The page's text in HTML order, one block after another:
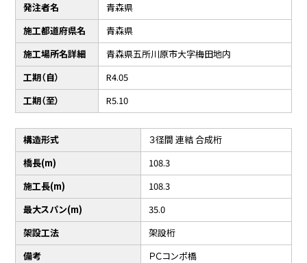
発注者名
青森県
施工都道府県名
青森県
施工場所名詳細
青森県五所川原市大字梅田地内
工期（自）
R4.05
工期（至）
R5.10
構造形式
３径間 連結 合成桁
橋長(m)
108.3
施工長(m)
108.3
最大スパン(m)
35.0
架設工法
架設桁
備考
ＰＣコンポ橋